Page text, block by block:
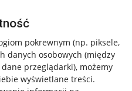
pokrewnym (np. piksele,
danych osobowych (między
przeglądarki), możemy
wyświetlane treści.